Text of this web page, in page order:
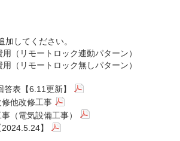
してください。
リモートロック連動パターン）
リモートロック無しパターン）
表【6.11更新】
修他改修工事
（電気設備工事）
】